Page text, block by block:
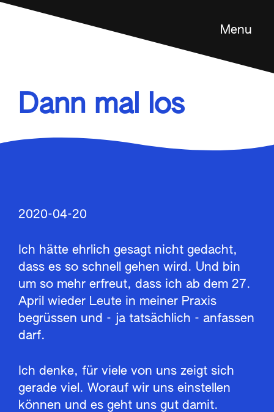
Feldenkrais Methode
Menu
Dann mal los
2020-04-20
Ich hätte ehrlich gesagt nicht gedacht,
dass es so schnell gehen wird. Und bin
um so mehr erfreut, dass ich ab dem 27.
April wieder Leute in meiner Praxis
begrüssen und - ja tatsächlich - anfassen
darf.
Ich denke, für viele von uns zeigt sich
gerade viel. Worauf wir uns einstellen
können und es geht uns gut damit.